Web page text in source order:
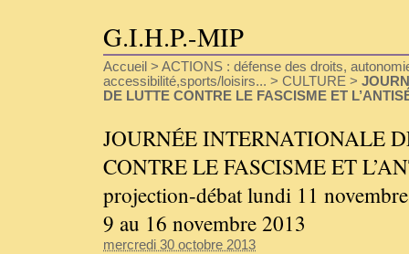
G.I.H.P.-MIP
Accueil > ACTIONS : défense des droits,
accessibilité,sports/loisirs... > CULTURE >
DE LUTTE CONTRE LE FASCISME ET
JOURNÉE INTERNATIONALE
CONTRE LE FASCISME ET
projection-débat lundi 11
9 au 16 novembre 2013
mercredi 30 octobre 2013